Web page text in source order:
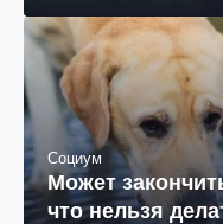
Социум
Может
что нельзя